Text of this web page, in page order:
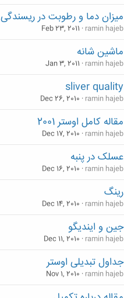
میزان دما و رطوبت در ریسندگی
ramin hajeb
Feb 23, 2011
ماشین شانه
ramin hajeb
Jan 3, 2011
sliver quality
ramin hajeb
Dec 26, 2010
مقاله کامل اوستر 2001
ramin hajeb
Dec 17, 2010
عسلک در پنبه
ramin hajeb
Dec 16, 2010
رینگ
ramin hajeb
Dec 14, 2010
جین و ایندیگو
ramin hajeb
Dec 11, 2010
جداول تبدیلی اوستر
ramin hajeb
Nov 1, 2010